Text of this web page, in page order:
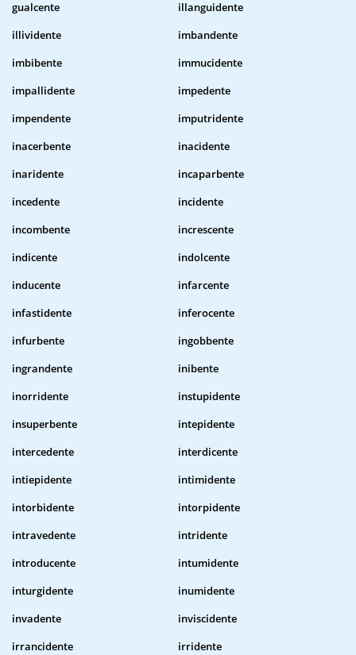
gualcente
illanguidente
illividente
imbandente
imbibente
immucidente
impallidente
impedente
impendente
imputridente
inacerbente
inacidente
inaridente
incaparbente
incedente
incidente
incombente
increscente
indicente
indolcente
inducente
infarcente
infastidente
inferocente
infurbente
ingobbente
ingrandente
inibente
inorridente
instupidente
insuperbente
intepidente
intercedente
interdicente
intiepidente
intimidente
intorbidente
intorpidente
intravedente
intridente
introducente
intumidente
inturgidente
inumidente
invadente
inviscidente
irrancidente
irridente